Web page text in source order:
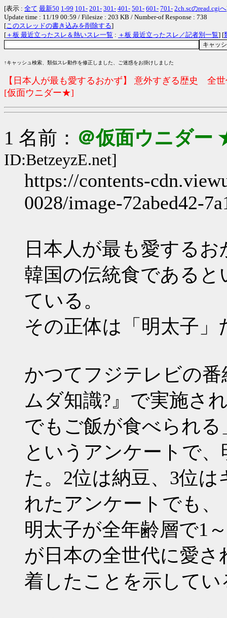
[表示 : 全て 最新50 1-99 101- 201- 301- 401- 501- 601- 701- 2ch.scのread.cgiへ
Update time : 11/19 00:59 / Filesize : 203 KB / Number-of Response : 738
[このスレッドの書き込みを削除する]
[ ＋板 最近立ったスレ＆熱いスレ一覧 : ＋板 最近立ったスレ／記者別一覧] [
↑キャッシュ検索、類似スレ動作を修正しました、ご迷惑をお掛けしました
【日本人が最も愛するおかず】 意外すぎる歴史 全
[仮面ウニダー★]
1 名前： ＠仮面ウニダー
ID:BetzeyzE.net]
https://contents-
0028/image-72abed42-
日本人が最も愛する
韓国の伝統食である
ている。
その正体は「明太子」
かつてフジテレビの
ムダ知識?』で実施さ
でもご飯が食べられる
というアンケートで
た。2位は納豆、3位
れたアンケートでも、
明太子が全年齢層で1
が日本の全世代に愛
着したことを示してい